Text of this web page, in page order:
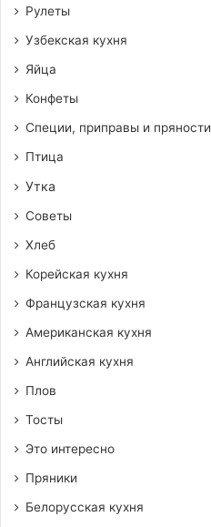
Рулеты
Узбекская кухня
Яйца
Конфеты
Специи, приправы и пряности
Птица
Утка
Советы
Хлеб
Корейская кухня
Французская кухня
Американская кухня
Английская кухня
Плов
Тосты
Это интересно
Пряники
Белорусская кухня